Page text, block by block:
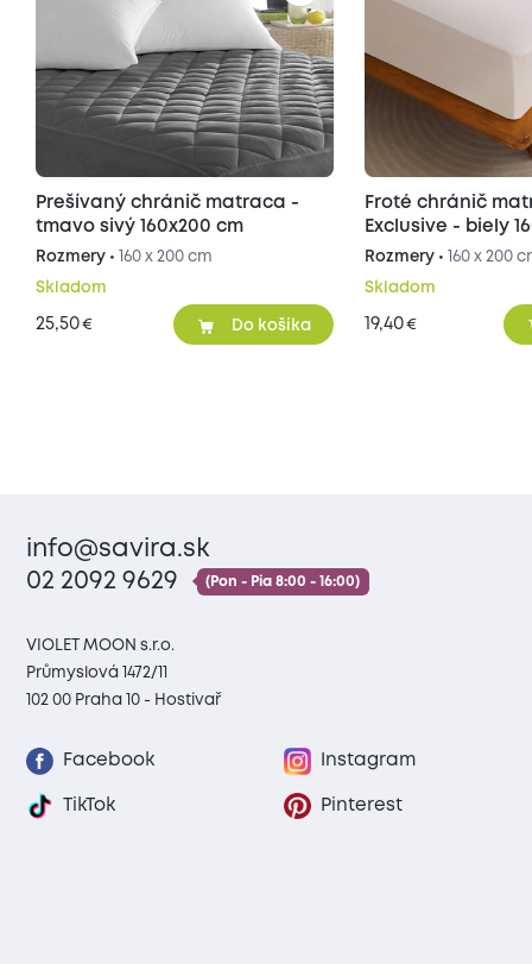
Prešívaný chránič matraca -
tmavo sivý 160x200 cm
Rozmery • 160 x 200 cm
Skladom
25,50€ Do košíka
Froté chránič
Exclusive - biely
Rozmery • 160 x 200
Skladom
19,40€
info@savira.sk
02 2092 9629
(Pon - Pia 8:00 - 16:00)
VIOLET MOON s.r.o.
Průmyslová 1472/11
102 00 Praha 10 - Hostivař
Facebook Instagram
TikTok Pinterest